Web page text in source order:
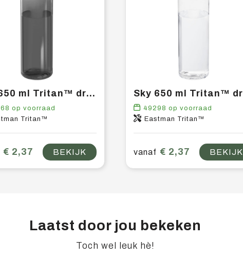
Sky 650 ml Tritan™ drinkfles
op voorraad
Tritan™
€ 2,37 BEKIJK
49298 op voorraad
Eastman Tritan™
vanaf € 2,37 BEKIJK
Laatst door jou bekeken
Toch wel leuk hè!